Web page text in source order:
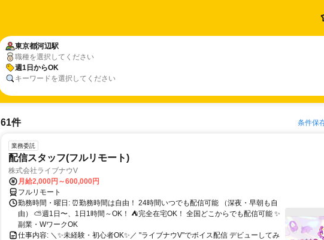
東京都河辺駅
職種を選択してください
週1日からOK
キーワードを選択してください
61件 条件保
業務委託
配信スタッフ(フルリモート)
株式会社ライブナウV
月給2,000円～600,000円
フルリモート
勤務時間・曜日: ⏰勤務時間は自由！ 24時間いつでも配信可能 （深夜・早朝も自
由） ⛅週1日〜、1日1時間～OK！ ⛺完全在宅OK！ 全国どこからでも配信可能 ✨
副業・WワークOK
仕事内容: ＼✨未経験・初心者OK✨／ "ライブナウV"でボイス配信 デビューしてみ